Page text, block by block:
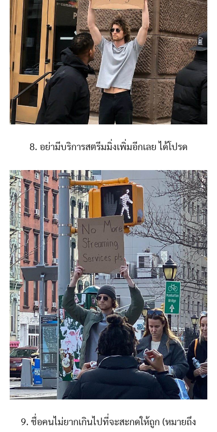
8. อย่ามีบริการสตรีมมิ่งเพิ่มอีกเลย ได้โปรด
9. ชื่อคนไม่ยากเกินไปที่จะสะกดให้ถูก (หมายถึง